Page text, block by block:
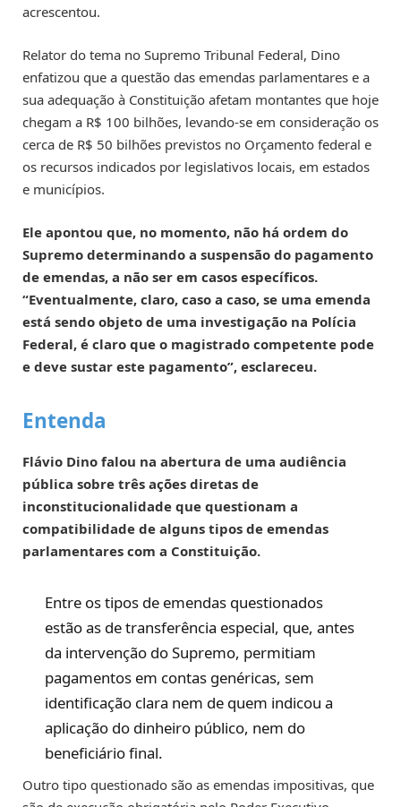
acrescentou.
Relator do tema no Supremo Tribunal Federal, Dino
enfatizou que a questão das emendas parlamentares e a
sua adequação à Constituição afetam montantes que hoje
chegam a R$ 100 bilhões, levando-se em consideração os
cerca de R$ 50 bilhões previstos no Orçamento federal e
os recursos indicados por legislativos locais, em estados
e municípios.
Ele apontou que, no momento, não há ordem do
Supremo determinando a suspensão do pagamento
de emendas, a não ser em casos específicos.
“Eventualmente, claro, caso a caso, se uma emenda
está sendo objeto de uma investigação na Polícia
Federal, é claro que o magistrado competente pode
e deve sustar este pagamento”, esclareceu.
Entenda
Flávio Dino falou na abertura de uma audiência
pública sobre três ações diretas de
inconstitucionalidade que questionam a
compatibilidade de alguns tipos de emendas
parlamentares com a Constituição.
Entre os tipos de emendas questionados
estão as de transferência especial, que, antes
da intervenção do Supremo, permitiam
pagamentos em contas genéricas, sem
identificação clara nem de quem indicou a
aplicação do dinheiro público, nem do
beneficiário final.
Outro tipo questionado são as emendas impositivas, que